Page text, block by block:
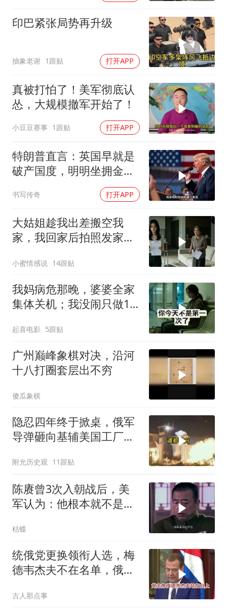
印巴紧张局势再升级
抽象老谢 1跟贴 打开APP
真被打怕了！美军彻底认
怂，大规模撤军开始了！
小豆豆赛事 1跟贴 打开APP
特朗普直言：英国早就是
破产国度，明明坐拥金
山，却偏偏无动于衷
书写传奇 打开APP
大姑姐趁我出差搬空我
家，我回家后拍照发家族
小蜜情感说 14跟贴
我妈病危那晚，婆婆全家
集体关机；我没闹只做1
你是不是疯了？
起喜电影 5跟贴
广州巅峰象棋对决，沿河
十八打圈套层出不穷
傻瓜象棋
隐忍四年终于掀桌，俄军
导弹砸向基辅美国工厂，
附允历史观 11跟贴
陈赓曾3次入朝战后，美
军认为：他根本就不是来
枯蝶
统俄党更换领衔人选，梅
德韦杰夫不在名单，俄政
古人那点事